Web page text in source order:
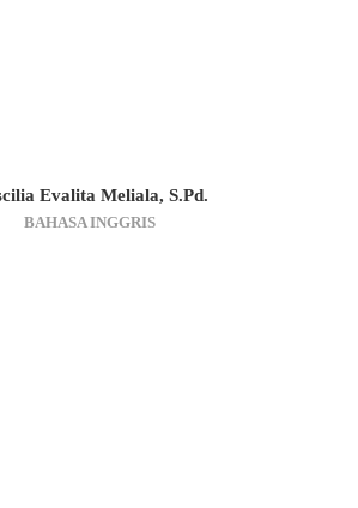
Evalita Meliala, S.Pd.
BAHASA INGGRIS